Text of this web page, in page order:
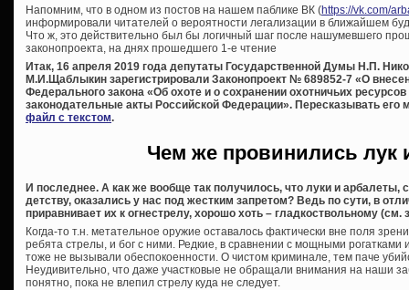
Напомним, что в одном из постов на нашем паблике ВК (https://vk.com/
информировали читателей о вероятности легализации в ближайшем
Что ж, это действительно был бы логичный шаг после нашумевшего
законопроекта, на днях прошедшего 1-е чтение
Итак, 16 апреля 2019 года депутаты Государственной Думы Н.П.
М.И.Щаблыкин зарегистрировали Законопроект № 689852-7 «О
Федерального закона «Об охоте и о сохранении охотничьих
законодательные акты Российской Федерации». Пересказывать
файл с текстом.
Чем же провинились лук
И последнее. А как же вообще так получилось, что луки и
детству, оказались у нас под жестким запретом? Ведь по сути, в
приравнивает их к огнестрелу, хорошо хоть – гладкоствольному
Когда-то т.н. метательное оружие оставалось фактически вне поля
ребята стрелы, и бог с ними. Редкие, в сравнении с мощными рогатками
тоже не вызывали обеспокоенности. О чистом криминале, тем паче
Неудивительно, что даже участковые не обращали внимания на наши
понятно, пока не влепил стрелу куда не следует.